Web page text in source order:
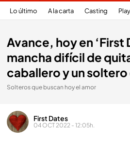
Lo último A la carta Casting
Avance, hoy en ‘First
mancha difícil de
caballero y un
Solteros que buscan hoy el amor
First Dates
04 OCT 2022 - 12:05h.